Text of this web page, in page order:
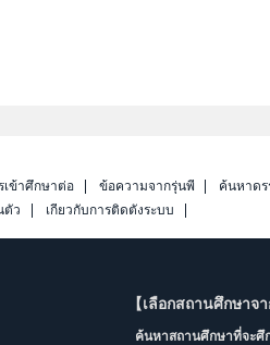
เข้าศึกษาต่อ ข้อความจากรุ่นพี่
ค้นหาด
ตัว
เกี่ยวกับการติดตั้งระบบ
【เลือกสถานศึกษาจ
ค้นหาสถานศึกษาที่จะศึ